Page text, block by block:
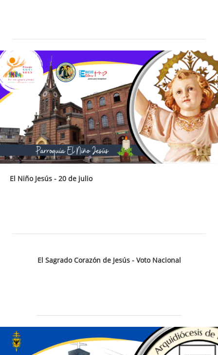
El Niño Jesús - 20 de julio
El Sagrado Corazón de Jesús - Voto Nacional